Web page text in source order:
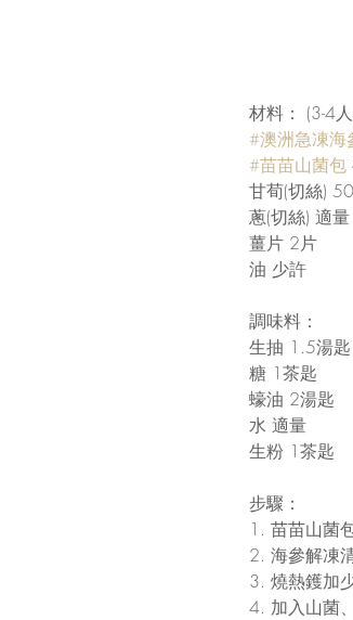
材料： (3-4
#澳洲急凍海
#苗苗山菌包
甘荀(切絲)
蔥(切絲) 適量
薑片 2片
油 少許
調味料：
生抽 1.5湯匙
糖 1茶匙
蠔油 2湯匙
水 適量
生粉 1茶匙
步驟：
1. 苗苗山菌
2. 海參解凍
3. 燒熱鑊加
4. 加入山菌